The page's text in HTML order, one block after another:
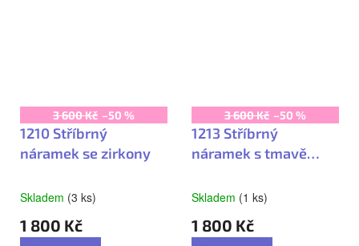
3 600 Kč –50 %
1210 Stříbrný
náramek se zirkony
Skladem (3 ks)
1 800 Kč
3 600 Kč –50 %
1213 Stříbrný
náramek s tmavě
Skladem (1 ks)
1 800 Kč